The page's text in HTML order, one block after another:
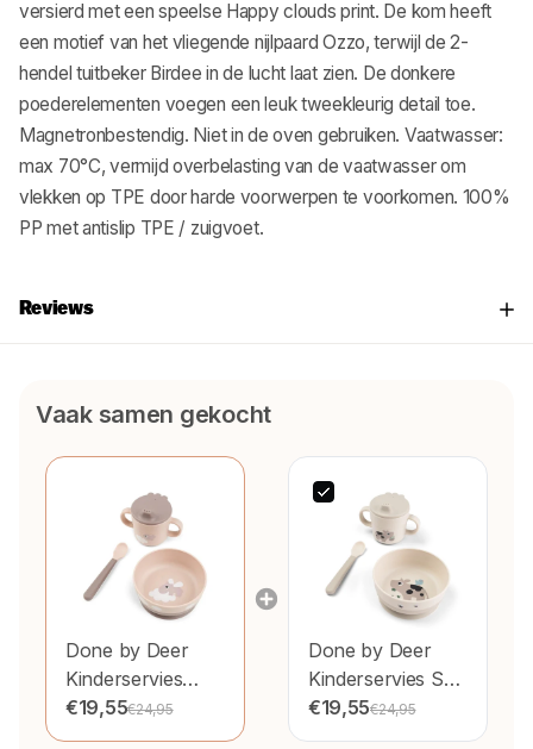
versierd met een speelse Happy clouds print. De kom heeft
een motief van het vliegende nijlpaard Ozzo, terwijl de 2-
hendel tuitbeker Birdee in de lucht laat zien. De donkere
poederelementen voegen een leuk tweekleurig detail toe.
Magnetronbestendig. Niet in de oven gebruiken. Vaatwasser:
max 70°C, vermijd overbelasting van de vaatwasser om
vlekken op TPE door harde voorwerpen te voorkomen. 100%
PP met antislip TPE / zuigvoet.
Reviews
Vaak samen gekocht
Done by Deer
Kinderservies
Happy Clouds
Powder
€19,55€24,95
Done by Deer
Kinderservies Set
Foodie First Meal
Set Suction Tiny
€19,55€24,95